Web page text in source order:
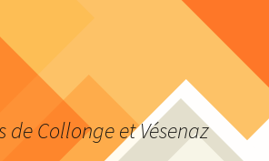
Collonge et Vésenaz